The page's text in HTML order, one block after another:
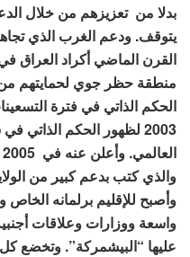
بدلا من تعزيزهم من خلال
يتوقف. ودعم الغرب الذي
القرن الماضي أكراد العراق
منطقة حظر جوي لحمايتهم
الحكم الذاتي في فترة
2003 لظهور الحكم
والذي كتب بدعم كبير من
وأصبح للإقليم برلمانه
واسعة ووزارات وعلاقات
عليها “البيشمركة”. وتخضع